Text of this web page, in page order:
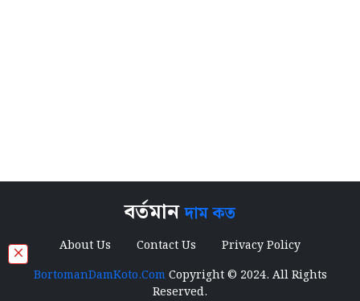
×
বর্তমানদাম কত
About Us Contact Us
Privacy Policy
BortomanDamKoto.ComCopyright © 2024. All Rights
Reserved.